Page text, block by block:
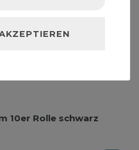
10er Rolle schwarz